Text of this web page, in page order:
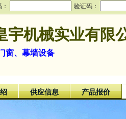
验证码：
宇机械实业有限
窗、幕墙设备
供应信息 产品报价